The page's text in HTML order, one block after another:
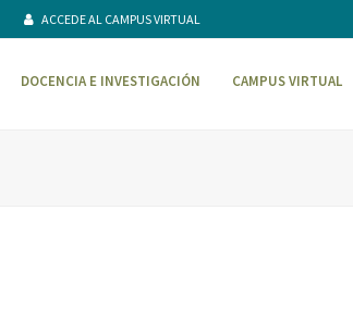
ACCEDE AL CAMPUS VIRTUAL
DOCENCIA E INVESTIGACIÓN CAMPUS VIRTUAL